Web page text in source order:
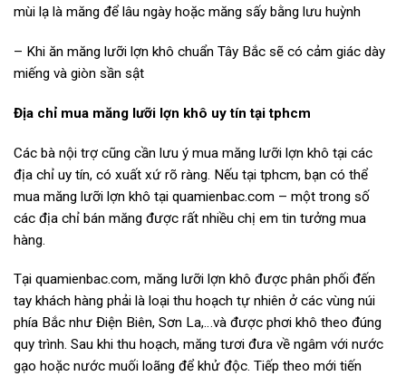
mùi lạ là măng để lâu ngày hoặc măng sấy bằng lưu huỳnh
– Khi ăn măng lưỡi lợn khô chuẩn Tây Bắc sẽ có cảm giác dày
miếng và giòn sần sật
Địa chỉ mua măng lưỡi lợn khô uy tín tại tphcm
Các bà nội trợ cũng cần lưu ý mua măng lưỡi lợn khô tại các
địa chỉ uy tín, có xuất xứ rõ ràng. Nếu tại tphcm, bạn có thể
mua măng lưỡi lợn khô tại quamienbac.com – một trong số
các địa chỉ bán măng được rất nhiều chị em tin tưởng mua
hàng.
Tại quamienbac.com, măng lưỡi lợn khô được phân phối đến
tay khách hàng phải là loại thu hoạch tự nhiên ở các vùng núi
phía Bắc như Điện Biên, Sơn La,…và được phơi khô theo đúng
quy trình. Sau khi thu hoạch, măng tươi đưa về ngâm với nước
gạo hoặc nước muối loãng để khử độc. Tiếp theo mới tiến